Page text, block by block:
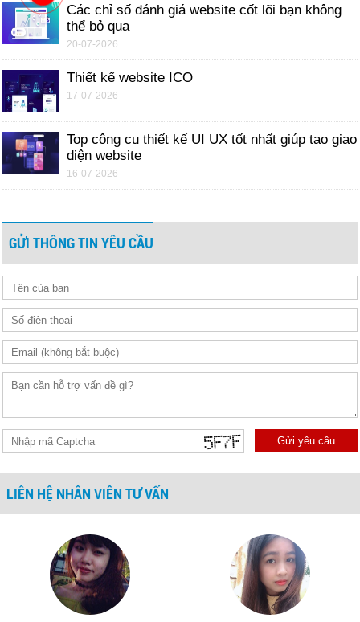
Các chỉ số đánh giá website cốt lõi bạn không
thể bỏ qua
20-07-2026
Thiết kế website ICO
17-07-2026
Top công cụ thiết kế UI UX tốt nhất giúp tạo giao
diện website
16-07-2026
GỬI THÔNG TIN YÊU CẦU
Gửi yêu cầu
LIÊN HỆ NHÂN VIÊN TƯ VẤN